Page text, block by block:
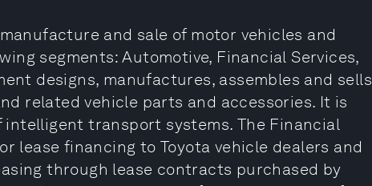
and sale of motor vehicles and
segments: Automotive, Financial Services,
designs, manufactures, assembles and sells
related vehicle parts and accessories. It is
intelligent transport systems. The Financial
lease financing to Toyota vehicle dealers and
through lease contracts purchased by